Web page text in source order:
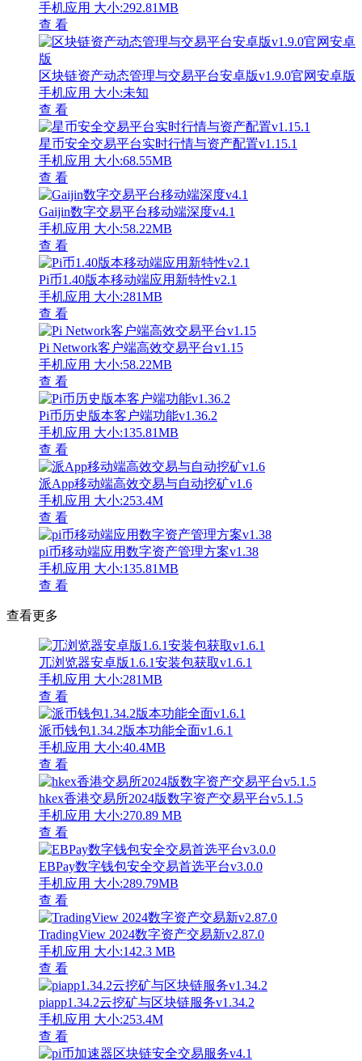
手机应用 大小:292.81MB
查 看
区块链资产动态管理与交易平台安卓版v1.9.0官网安卓版
手机应用 大小:未知
查 看
星币安全交易平台实时行情与资产配置v1.15.1
手机应用 大小:68.55MB
查 看
Gaijin数字交易平台移动端深度v4.1
手机应用 大小:58.22MB
查 看
Pi币1.40版本移动端应用新特性v2.1
手机应用 大小:281MB
查 看
Pi Network客户端高效交易平台v1.15
手机应用 大小:58.22MB
查 看
Pi币历史版本客户端功能v1.36.2
手机应用 大小:135.81MB
查 看
派App移动端高效交易与自动挖矿v1.6
手机应用 大小:253.4M
查 看
pi币移动端应用数字资产管理方案v1.38
手机应用 大小:135.81MB
查 看
查看更多
兀浏览器安卓版1.6.1安装包获取v1.6.1
手机应用 大小:281MB
查 看
派币钱包1.34.2版本功能全面v1.6.1
手机应用 大小:40.4MB
查 看
hkex香港交易所2024版数字资产交易平台v5.1.5
手机应用 大小:270.89 MB
查 看
EBPay数字钱包安全交易首选平台v3.0.0
手机应用 大小:289.79MB
查 看
TradingView 2024数字资产交易新v2.87.0
手机应用 大小:142.3 MB
查 看
piapp1.34.2云挖矿与区块链服务v1.34.2
手机应用 大小:253.4M
查 看